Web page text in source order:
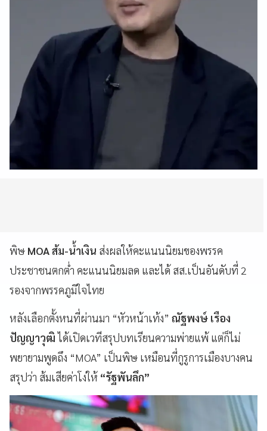
พิษ MOA ส้ม-น้ำเงิน ส่งผลให้คะแนนนิยมของพรรค
ประชาชนตกต่ำ คะแนนนิยมลด และได้ สส.เป็นอันดับที่ 2
รองจากพรรคภูมิใจไทย
หลังเลือกตั้งหนที่ผ่านมา “หัวหน้าเท้ง” ณัฐพงษ์ เรือง
ปัญญาวุฒิได้เปิดเวทีสรุปบทเรียนความพ่ายแพ้ แต่ก็ไม่
พยายามพูดถึง “MOA” เป็นพิษ เหมือนที่กูรูการเมืองบางคน
สรุปว่า ส้มเสียค่าโง่ให้ “รัฐพันลึก”